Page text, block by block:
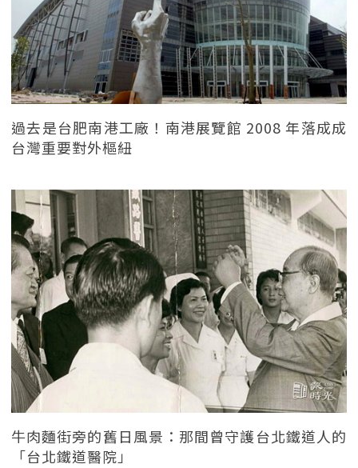
過去是台肥南港工廠！南港展覽館 2008 年落成成
台灣重要對外樞紐
牛肉麵街旁的舊日風景：那間曾守護台北鐵道人的
「台北鐵道醫院」